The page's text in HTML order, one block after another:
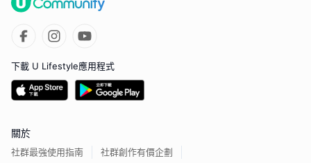
下載 U Lifestyle應用程式
關於
社群最強使用指南 社群創作有價企劃